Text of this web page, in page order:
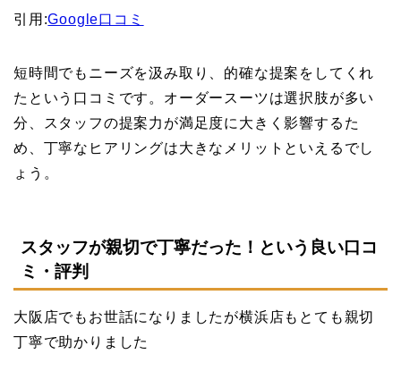
引用:Google口コミ
短時間でもニーズを汲み取り、的確な提案をしてくれ
たという口コミです。オーダースーツは選択肢が多い
分、スタッフの提案力が満足度に大きく影響するた
め、丁寧なヒアリングは大きなメリットといえるでし
ょう。
スタッフが親切で丁寧だった！という良い口コ
ミ・評判
大阪店でもお世話になりましたが横浜店もとても親切
丁寧で助かりました